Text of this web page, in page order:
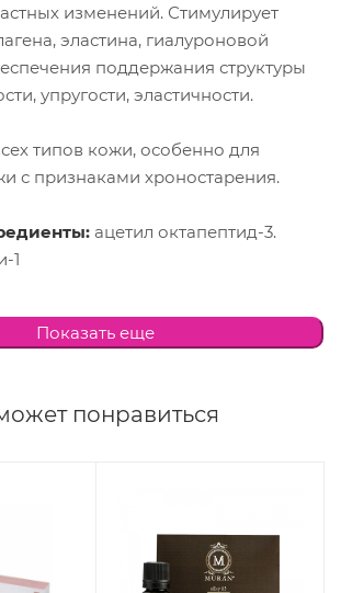
изменений. Стимулирует
эластина, гиалуроновой
поддержания структуры
упругости, эластичности.
типов кожи, особенно для
с признаками хроностарения.
ацетил октапептид-3.
1
утром и вечером наносить на
лица, шеи, декольте после
Показать еще
понравиться